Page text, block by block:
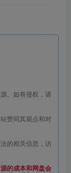
。如有侵权，请
赞同其观点和对
的相关信息，访
的成本和网盘会